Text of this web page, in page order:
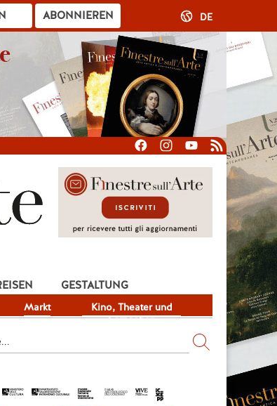
ABONNIEREN DE
Markt
Kino, Theater und
Fernsehen
GESTALTUNG